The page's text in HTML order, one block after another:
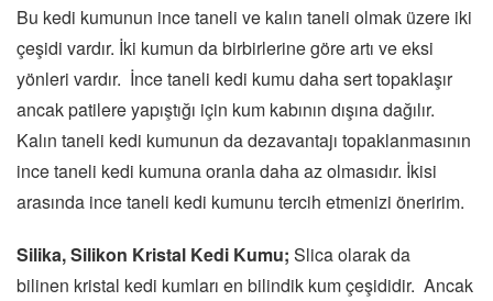
Bu kedi kumunun ince taneli ve kalın taneli olmak üzere iki
çeşidi vardır. İki kumun da birbirlerine göre artı ve eksi
yönleri vardır. İnce taneli kedi kumu daha sert topaklaşır
ancak patilere yapıştığı için kum kabının dışına dağılır.
Kalın taneli kedi kumunun da dezavantajı topaklanmasının
ince taneli kedi kumuna oranla daha az olmasıdır. İkisi
arasında ince taneli kedi kumunu tercih etmenizi öneririm.
Silika, Silikon Kristal Kedi Kumu; Slica olarak da
bilinen kristal kedi kumları en bilindik kum çeşididir. Ancak